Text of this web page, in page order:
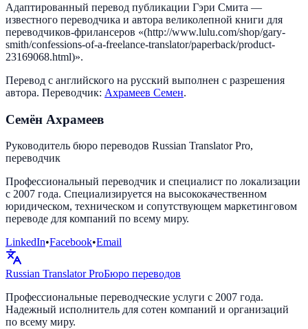
Адаптированный перевод публикации Гэри Смита —
известного переводчика и автора великолепной книги для
переводчиков-фрилансеров «(http://www.lulu.com/shop/gary-
smith/confessions-of-a-freelance-translator/paperback/product-
23169068.html)».
Перевод с английского на русский выполнен с разрешения
автора. Переводчик: Ахрамеев Семен.
Семён Ахрамеев
Руководитель бюро переводов Russian Translator Pro,
переводчик
Профессиональный переводчик и специалист по локализации
с 2007 года. Специализируется на высококачественном
юридическом, техническом и сопутствующем маркетинговом
переводе для компаний по всему миру.
LinkedIn•Facebook•Email
Russian TranslatorProБюро переводов
Профессиональные переводческие услуги с 2007 года.
Надежный исполнитель для сотен компаний и организаций
по всему миру.